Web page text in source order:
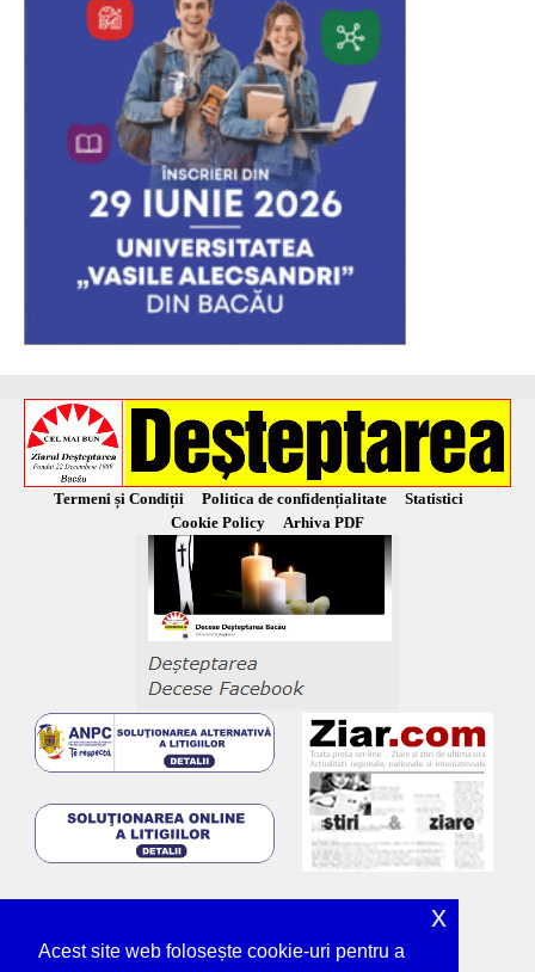
Termeni și Condiții Politica de confidențialitate
Statistici
Cookie Policy
Arhiva PDF
Acest site web folosește cookie-uri pentru a
x